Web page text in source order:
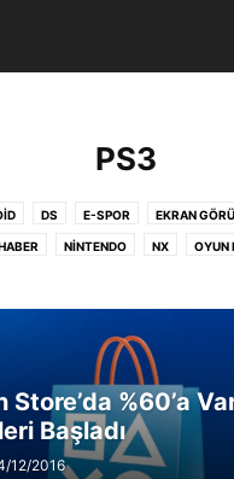
PS3
DS E-SPOR EKRAN
NINTENDO NX OYUN
TEKNOLOJI VIDEO WII
YENI ÇIKAN OYUNLAR
Store’da %60’a
Başladı
12/2016